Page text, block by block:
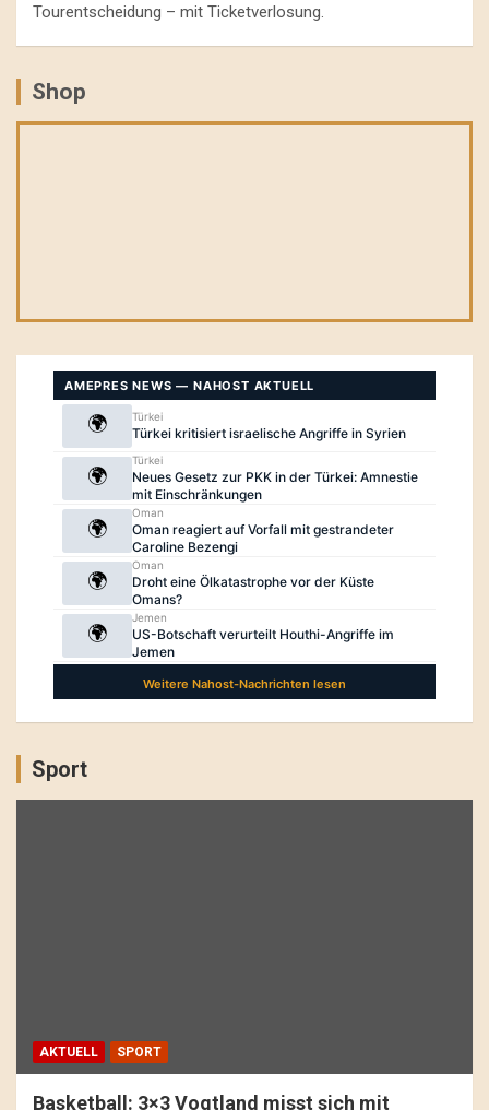
Tourentscheidung – mit Ticketverlosung.
Shop
Sport
AKTUELL SPORT
Basketball: 3×3 Vogtland misst sich mit